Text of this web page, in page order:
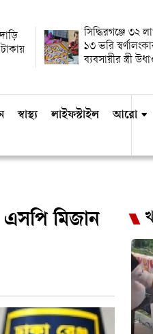
সিদ্ধিরগঞ্জে ৩২
১৩ ভরি
ব্যবসায়ীর স্ত্রী
স্বাস্থ্য লাইফস্টাইল আরো
এসপি মিজান